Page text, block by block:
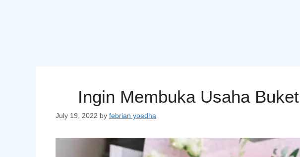
Ingin Membuka Usaha
July 19, 2022 by febrian yoedha